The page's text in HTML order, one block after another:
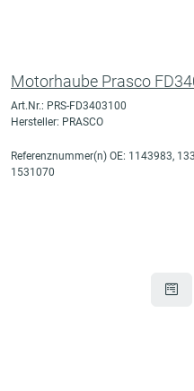
Motorhaube Prasco
Art.Nr.: PRS-FD3403100
Hersteller: PRASCO
Referenznummer(n) OE: 1143983,
1531070